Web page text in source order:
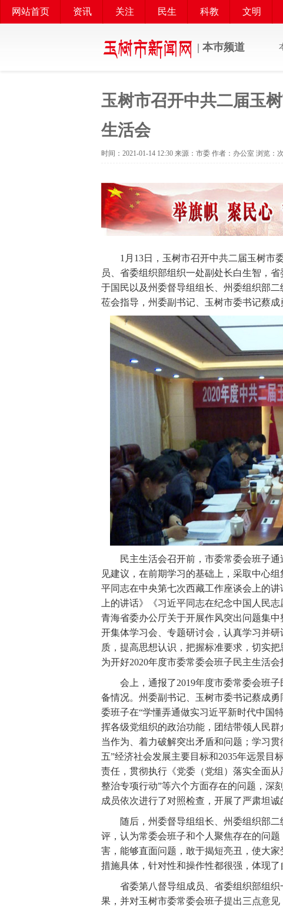
网站首页 资讯 关注 民生 科教 文明
| 本巿频道
玉树市召开中共二届玉
生活会
时间：2021-01-14 12:30 来源：市委 作者：办公室 浏览：
1月13日，玉树市召开中共二届玉树市委
员、省委组织部组织一处副处长白生智，
于国民以及州委督导组组长、州委组织部
莅会指导，州委副书记、玉树市委书记蔡成
民主生活会召开前，市委常委会班子通
见建议，在前期学习的基础上，采取中心
平同志在中央第七次西藏工作座谈会上的
上的讲话》《习近平同志在纪念中国人民
青海省委办公厅关于开展作风突出问题集
开集体学习会、专题研讨会，认真学习并
质，提高思想认识，把握标准要求，切实
为开好2020年度市委常委会班子民主生活会
会上，通报了2019年度市委常委会班子
备情况。州委副书记、玉树市委书记蔡成
委班子在“学懂弄通做实习近平新时代中国
挥各级党组织的政治功能，团结带领人民
当作为、着力破解突出矛盾和问题；学习
五”经济社会发展主要目标和2035年远景目
责任，贯彻执行《党委（党组）落实全面
整治专项行动”等六个方面存在的问题，深
成员依次进行了对照检查，开展了严肃坦诚
随后，州委督导组组长、州委组织部二
评，认为常委会班子和个人聚焦存在的问
害，能够直面问题，敢于揭短亮丑，使大
措施具体，针对性和操作性都很强，体现了
省委第八督导组成员、省委组织部组织
果，并对玉树市委常委会班子提出三点意见